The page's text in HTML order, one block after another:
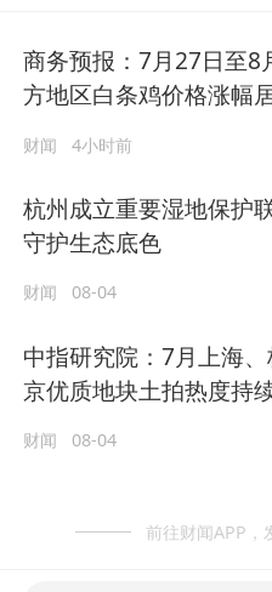
商务预报：7月27日至8
方地区白条鸡价格涨幅
州涨3.1%
财闻 4小时前
杭州成立重要湿地保护
守护生态底色
财闻 08-04
中指研究院：7月上海
京优质地块土拍热度持
财闻 08-04
前往财闻APP，